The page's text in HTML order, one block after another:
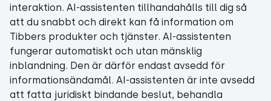
interaktion. AI-assistenten tillhandahålls till dig så
att du snabbt och direkt kan få information om
Tibbers produkter och tjänster. AI-assistenten
fungerar automatiskt och utan mänsklig
inblandning. Den är därför endast avsedd för
informationsändamål. AI-assistenten är inte avsedd
att fatta juridiskt bindande beslut, behandla